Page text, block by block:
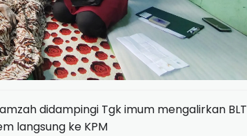
didampingi Tgk imum mengalirkan BLT
langsung ke KPM